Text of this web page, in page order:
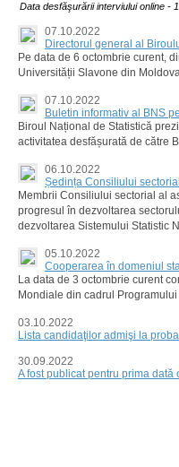
Data desfăşurării interviului online -
07.10.2022
Directorul general al
Pe data de 6 octombrie curent,
Universității Slavone din
07.10.2022
Buletin informativ al BNS
Biroul Național de Statistică
activitatea desfășurată de către
06.10.2022
Ședința Consiliului
Membrii Consiliului sectorial al
progresul în dezvoltarea
dezvoltarea Sistemului Statistic
05.10.2022
Cooperarea în domeniul
La data de 3 octombrie curent
Mondiale din cadrul
03.10.2022
Lista candidaţilor admişi la
30.09.2022
A fost publicat pentru prima